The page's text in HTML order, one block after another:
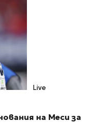
Live
на Меси за